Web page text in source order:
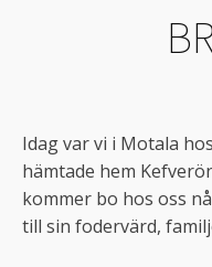
Idag var vi i Motala
hämtade hem
kommer bo hos oss
till sin fodervärd,